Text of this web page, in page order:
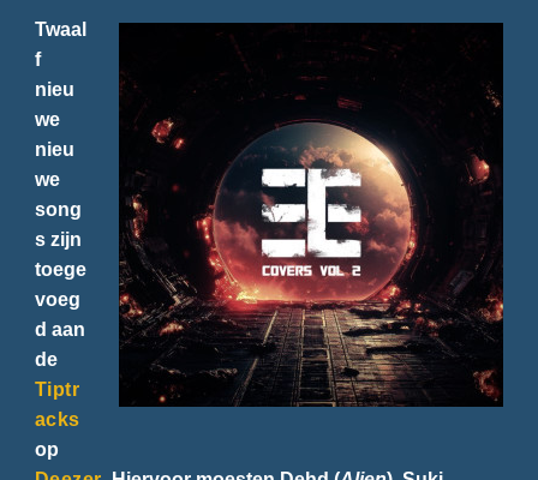
Twaal
f
nieu
we
nieu
we
song
s zijn
toege
voeg
d aan
de
Tiptr
acks
op